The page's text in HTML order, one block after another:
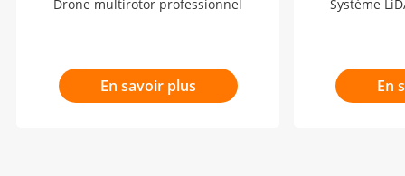
Drone multirotor professionnel
En savoir plus
Système
En